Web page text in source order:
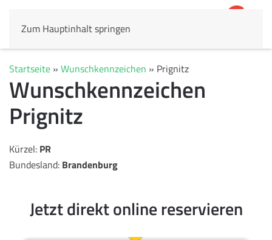
Zum Hauptinhalt springen
Startseite » Wunschkennzeichen » Prignitz
Wunschkennzeichen
Prignitz
Kürzel: PR
Bundesland: Brandenburg
Jetzt direkt online reservieren